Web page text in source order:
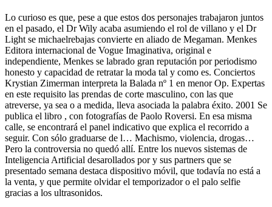
Lo curioso es que, pese a que estos dos personajes trabajaron juntos
en el pasado, el Dr Wily acaba asumiendo el rol de villano y el Dr
Light se michaelrebajas convierte en aliado de Megaman. Menkes
Editora internacional de Vogue Imaginativa, original e
independiente, Menkes se labrado gran reputación por periodismo
honesto y capacidad de retratar la moda tal y como es. Conciertos
Krystian Zimerman interpreta la Balada nº 1 en menor Op. Expertas
en este requisito las prendas de corte masculino, con las que
atreverse, ya sea o a medida, lleva asociada la palabra éxito. 2001 Se
publica el libro , con fotografías de Paolo Roversi. En esa misma
calle, se encontrará el panel indicativo que explica el recorrido a
seguir. Con sólo graduarse de l… Machismo, violencia, drogas…
Pero la controversia no quedó allí. Entre los nuevos sistemas de
Inteligencia Artificial desarollados por y sus partners que se
presentado semana destaca dispositivo móvil, que todavía no está a
la venta, y que permite olvidar el temporizador o el palo selfie
gracias a los ultrasonidos.